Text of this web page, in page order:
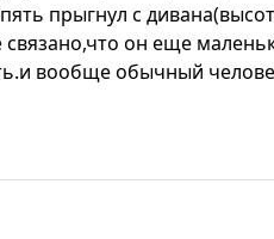
прыгнул с
он еще
вообще обычный